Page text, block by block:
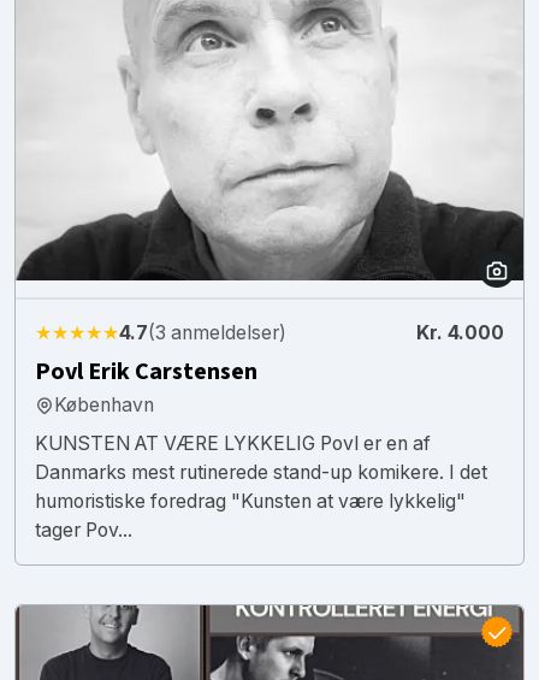
★★★★★4.7(3 anmeldelser) Kr. 4.000
Povl Erik Carstensen
København
KUNSTEN AT VÆRE LYKKELIG Povl er en af
Danmarks mest rutinerede stand-up komikere. I det
humoristiske foredrag "Kunsten at være lykkelig"
tager Pov...